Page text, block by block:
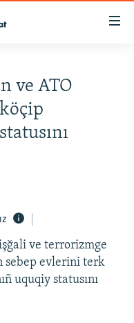
ve ATO
işğali ve terrorizmge
sebep evlerini terk
uquqiy statusını